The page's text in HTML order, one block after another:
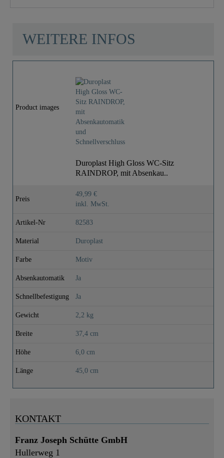
WEITERE INFOS
Product images
Duroplast High Gloss WC-Sitz
RAINDROP, mit Absenkau..
Preis
49,99 €
inkl. MwSt.
Artikel-Nr 82583
Material Duroplast
Farbe Motiv
Absenkautomatik Ja
Schnellbefestigung Ja
Gewicht 2,2 kg
Breite 37,4 cm
Höhe 6,0 cm
Länge 45,0 cm
KONTAKT
Franz Joseph Schütte GmbH
Hullerweg 1